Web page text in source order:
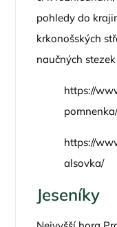
pohledy do
krkonošských
naučných
https://
https://
alsovka/
Jeseníky